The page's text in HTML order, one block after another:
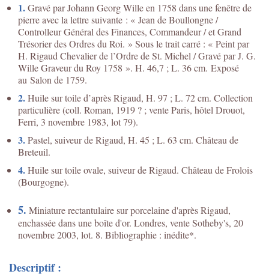
1.Gravé par Johann Georg Wille en 1758 dans une fenêtre de
pierre avec la lettre suivante : « Jean de Boullongne /
Controlleur Général des Finances, Commandeur / et Grand
Trésorier des Ordres du Roi. » Sous le trait carré : « Peint par
H. Rigaud Chevalier de l’Ordre de St. Michel / Gravé par J. G.
Wille Graveur du Roy 1758 ». H. 46,7 ; L. 36 cm. Exposé
au Salon de 1759.
2.Huile sur toile d’après Rigaud, H. 97 ; L. 72 cm. Collection
particulière (coll. Roman, 1919 ? ; vente Paris, hôtel Drouot,
Ferri, 3 novembre 1983, lot 79).
3.Pastel, suiveur de Rigaud, H. 45 ; L. 63 cm. Château de
Breteuil.
4.Huile sur toile ovale, suiveur de Rigaud. Château de Frolois
(Bourgogne).
5. Miniature rectantulaire sur porcelaine d'après Rigaud,
enchassée dans une boîte d'or. Londres, vente Sotheby's, 20
novembre 2003, lot. 8. Bibliographie : inédite*.
Descriptif :